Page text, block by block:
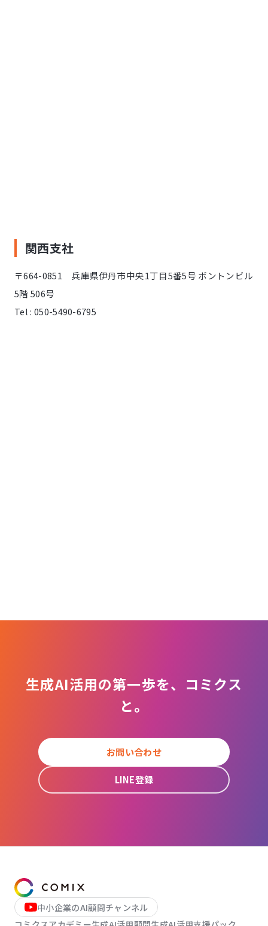
関西支社
〒664-0851 兵庫県伊丹市中央1丁目5番5号 ボントンビル
5階 506号
Tel : 050-5490-6795
生成AI活用の第一歩を、コミクス
と。
お問い合わせ
LINE登録
中小企業のAI顧問チャンネル